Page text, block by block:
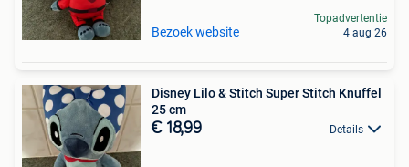
Bezoek website
Topadvertentie
4 aug 26
Disney Lilo & Stitch Super Stitch Knuffel
25 cm
€ 18,99 Details